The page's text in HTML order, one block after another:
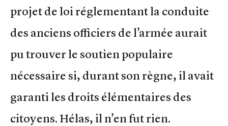
projet de loi réglementant la conduite
des anciens officiers de l’armée aurait
pu trouver le soutien populaire
nécessaire si, durant son règne, il avait
garanti les droits élémentaires des
citoyens. Hélas, il n’en fut rien.